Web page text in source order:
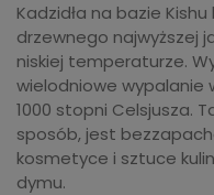
Kadzidła na bazie
drzewnego najwyższej
niskiej temperaturze.
wielodniowe
1000 stopni Celsjusza.
sposób, jest
kosmetyce i sztuce
dymu.